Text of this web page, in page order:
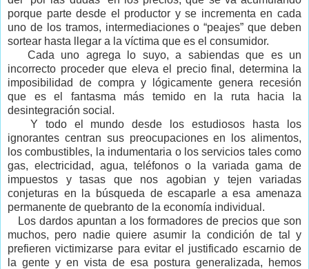
porque parte desde el productor y se incrementa en cada
uno de los tramos, intermediaciones o “peajes” que deben
sortear hasta llegar a la víctima que es el consumidor.
Cada uno agrega lo suyo, a sabiendas que es un
incorrecto proceder que eleva el precio final, determina la
imposibilidad de compra y lógicamente genera recesión
que es el fantasma más temido en la ruta hacia la
desintegración social.
Y todo el mundo desde los estudiosos hasta los
ignorantes centran sus preocupaciones en los alimentos,
los combustibles, la indumentaria o los servicios tales como
gas, electricidad, agua, teléfonos o la variada gama de
impuestos y tasas que nos agobian y tejen variadas
conjeturas en la búsqueda de escaparle a esa amenaza
permanente de quebranto de la economía individual.
Los dardos apuntan a los formadores de precios que son
muchos, pero nadie quiere asumir la condición de tal y
prefieren victimizarse para evitar el justificado escarnio de
la gente y en vista de esa postura generalizada, hemos